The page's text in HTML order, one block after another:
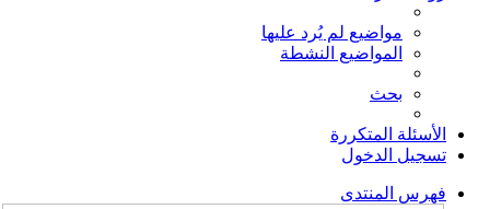
مواضيع لم يُرد عليها
المواضيع النشطة
بحث
الأسئلة المتكررة
تسجيل الدخول
فهرس المنتدى